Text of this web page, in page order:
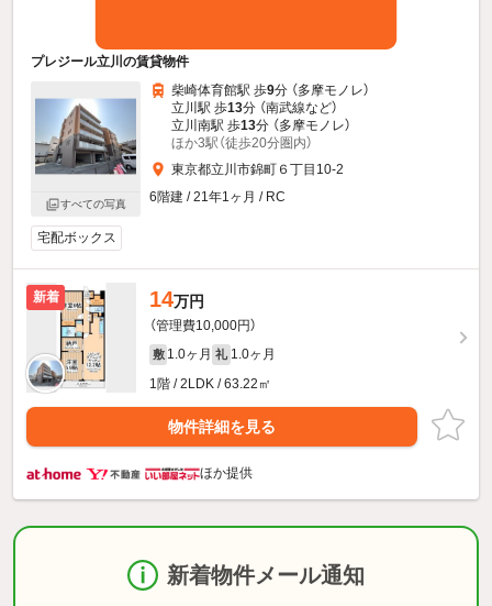
プレジール立川の賃貸物件
すべての写真
柴崎体育館駅 歩9分 （多摩モノレ）
立川駅 歩13分 （南武線など）
立川南駅 歩13分 （多摩モノレ）
ほか3駅（徒歩20分圏内）
東京都立川市錦町６丁目10-2
6階建 / 21年1ヶ月 / RC
宅配ボックス
新着 14万円
（管理費10,000円）
敷 1.0ヶ月 礼 1.0ヶ月
1階 / 2LDK / 63.22㎡
物件詳細を見る
ほか提供
新着物件メール通知